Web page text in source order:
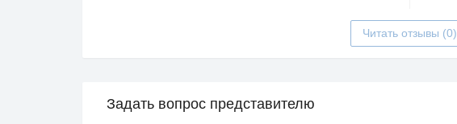
Читать отзывы (0)
Задать вопрос представителю